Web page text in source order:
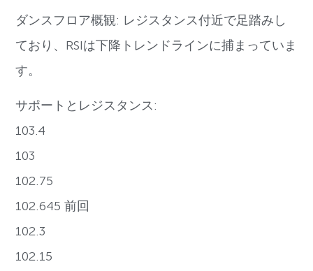
ダンスフロア概観: レジスタンス付近で足踏みし
ており、RSIは下降トレンドラインに捕まっていま
す。
サポートとレジスタンス:
103.4
103
102.75
102.645 前回
102.3
102.15